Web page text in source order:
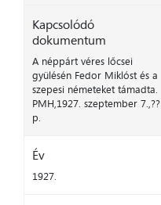
Kapcsolódó
dokumentum
A néppárt véres lőcsei
gyülésén Fedor Miklóst és a
szepesi németeket támadta.
PMH,1927. szeptember 7.,??
p.
Év
1927.